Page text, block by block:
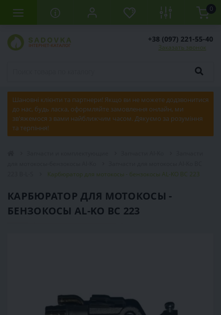
0
+38 (097) 221-55-40
Заказать звонок
Шановні клієнти та партнери! Якщо ви не можете додзвонитися
до нас, будь ласка, оформляйте замовлення онлайн, ми
зв'яжемося з вами найближчим часом. Дякуємо за розуміння
та терпіння!
Карбюратор для мотокосы - бензокосы AL-KO BC 223
КАРБЮРАТОР ДЛЯ МОТОКОСЫ -
БЕНЗОКОСЫ AL-KO BC 223